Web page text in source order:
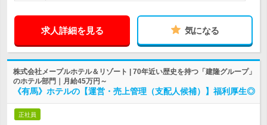
求人詳細を見る 気になる
株式会社メープルホテル＆リゾート | 70年近い歴史を持つ「建隆グループ」
のホテル部門｜月給45万円～
《有馬》ホテルの【運営・売上管理（支配人候補）】福利厚生◎
正社員